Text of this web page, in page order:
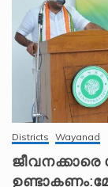
Districts Wayanad
ജീവനക്കാരെ